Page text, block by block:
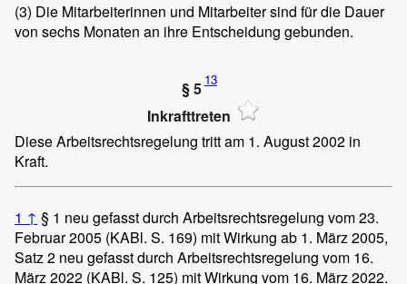
(3) Die Mitarbeiterinnen und Mitarbeiter sind für die Dauer
von sechs Monaten an ihre Entscheidung gebunden.
§ 5 13
Inkrafttreten
Diese Arbeitsrechtsregelung tritt am 1. August 2002 in
Kraft.
1 ↑ § 1 neu gefasst durch Arbeitsrechtsregelung vom 23.
Februar 2005 (KABl. S. 169) mit Wirkung ab 1. März 2005,
Satz 2 neu gefasst durch Arbeitsrechtsregelung vom 16.
März 2022 (KABl. S. 125) mit Wirkung vom 16. März 2022.